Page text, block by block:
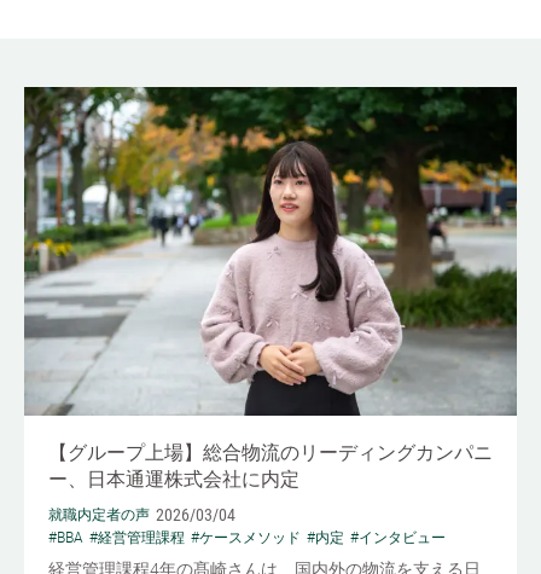
【グループ上場】総合物流のリーディングカンパニ
ー、日本通運株式会社に内定
就職内定者の声 2026/03/04
#BBA #経営管理課程 #ケースメソッド #内定 #インタビュー
経営管理課程4年の髙崎さんは、国内外の物流を支える日